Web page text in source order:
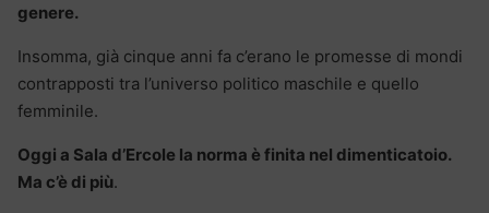
genere.
Insomma, già cinque anni fa c’erano le promesse di mondi
contrapposti tra l’universo politico maschile e quello
femminile.
Oggi a Sala d’Ercole la norma è finita nel dimenticatoio.
Ma c’è di più.